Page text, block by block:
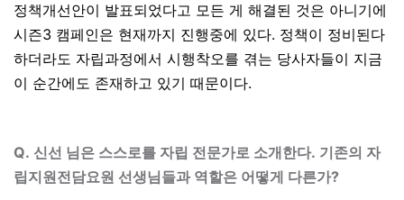
정책개선안이 발표되었다고 모든 게 해결된 것은 아니기에
시즌3 캠페인은 현재까지 진행중에 있다. 정책이 정비된다
하더라도 자립과정에서 시행착오를 겪는 당사자들이 지금
이 순간에도 존재하고 있기 때문이다.
Q. 신선 님은 스스로를 자립 전문가로 소개한다. 기존의 자
립지원전담요원 선생님들과 역할은 어떻게 다른가?